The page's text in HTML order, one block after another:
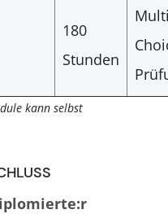
180
Stunden
kann selbst